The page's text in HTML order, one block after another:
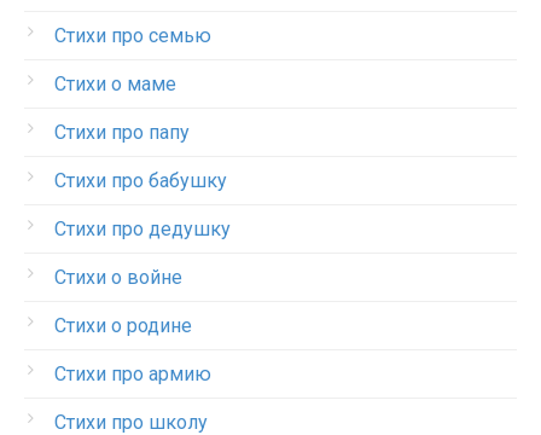
Стихи про семью
Стихи о маме
Стихи про папу
Стихи про бабушку
Стихи про дедушку
Стихи о войне
Стихи о родине
Стихи про армию
Стихи про школу